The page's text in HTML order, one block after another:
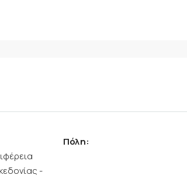
-
Πόλη: